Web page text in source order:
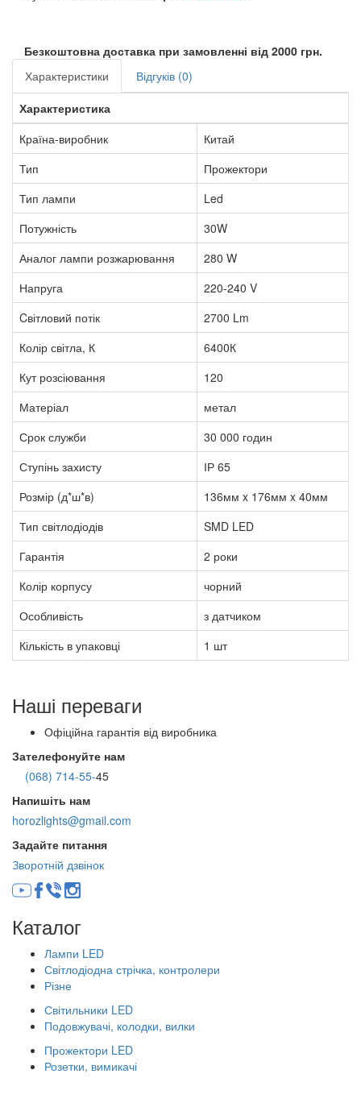
Безкоштовна доставка при замовленні від 2000 грн.
Характеристики
Відгуків (0)
Характеристика
Країна-виробник
Китай
Тип
Прожектори
Тип лампи
Led
Потужність
30W
Аналог лампи розжарювання
280 W
Напруга
220-240 V
Cвітловий потік
2700 Lm
Колір світла, К
6400К
Кут розсіювання
120
Матеріал
метал
Срок служби
30 000 годин
Ступінь захисту
ІР 65
Розмір (д*ш*в)
136мм x 176мм x 40мм
Тип світлодіодів
SMD LED
Гарантія
2 роки
Колір корпусу
чорний
Особливість
з датчиком
Кількість в упаковці
1 шт
Наші переваги
Офіційна гарантія від виробника
Зателефонуйте нам
(068) 714-55-45
Напишіть нам
horozlights@gmail.com
Задайте питання
Зворотній дзвінок
Каталог
Лампи LED
Світлодіодна стрічка, контролери
Різне
Світильники LED
Подовжувачі, колодки, вилки
Прожектори LED
Розетки, вимикачі